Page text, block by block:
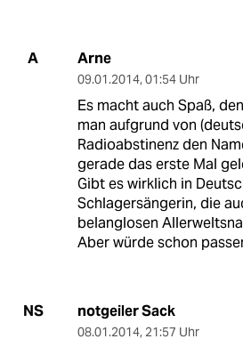
A Arne
09.01.2014, 01:54 Uhr
Es macht auch Spaß,
man aufgrund von
Radioabstinenz den
gerade das erste Mal
Gibt es wirklich in
Schlagersängerin, die
belanglosen
Aber würde schon
NS notgeiler Sack
08.01.2014, 21:57 Uhr